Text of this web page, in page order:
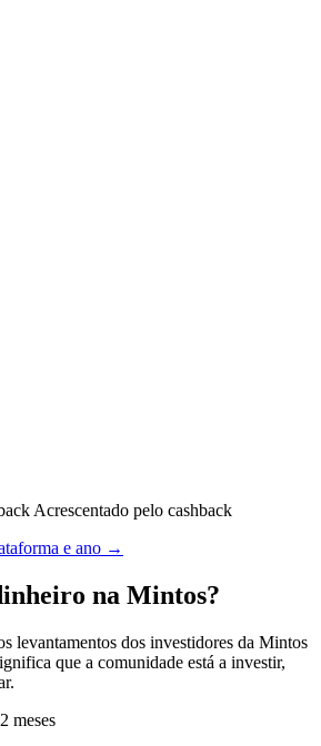
Acrescentado pelo cashback
e ano →
na Mintos?
levantamentos dos investidores da Mintos
que a comunidade está a investir,
meses